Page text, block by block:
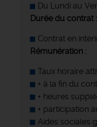
Du Lundi au
Durée du contrat :
Contrat en
Rémunération :
Taux horaire
+ à la fin du
+ heures
+ participation
Aides sociales